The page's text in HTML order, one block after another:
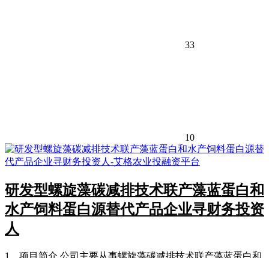
33
10
研发型螺旋藻碳减排技术联产藻蓝蛋白和
水产饲料蛋白源替代产品企业寻财务投资
人
1、项目简介 公司主要从事螺旋藻碳减排技术联产藻蓝蛋白和